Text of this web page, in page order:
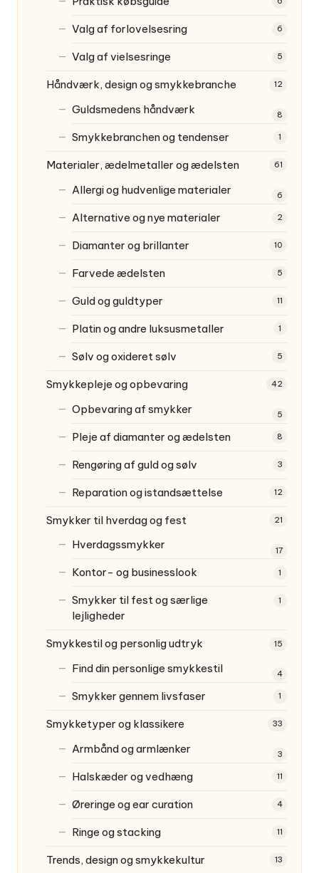
Valg af forlovelsesring 6
Valg af vielsesringe 5
Håndværk, design og smykkebranche 12
Guldsmedens håndværk 8
Smykkebranchen og tendenser 1
Materialer, ædelmetaller og ædelsten 61
Allergi og hudvenlige materialer 6
Alternative og nye materialer 2
Diamanter og brillanter 10
Farvede ædelsten 5
Guld og guldtyper 11
Platin og andre luksusmetaller 1
Sølv og oxideret sølv 5
Smykkepleje og opbevaring 42
Opbevaring af smykker 5
Pleje af diamanter og ædelsten 8
Rengøring af guld og sølv 3
Reparation og istandsættelse 12
Smykker til hverdag og fest 21
Hverdagssmykker 17
Kontor- og businesslook 1
Smykker til fest og særlige
lejligheder
1
Smykkestil og personlig udtryk 15
Find din personlige smykkestil 4
Smykker gennem livsfaser 1
Smykketyper og klassikere 33
Armbånd og armlænker 3
Halskæder og vedhæng 11
Øreringe og ear curation 4
Ringe og stacking 11
Trends, design og smykkekultur 13